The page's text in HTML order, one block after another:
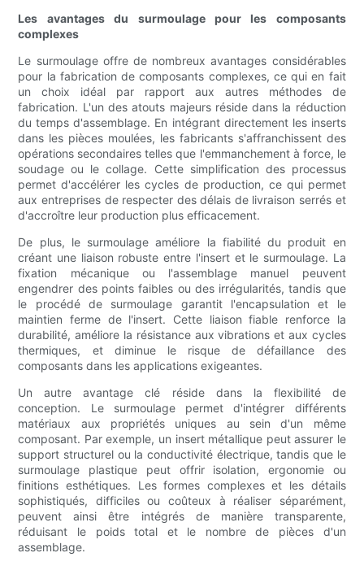
Les avantages du surmoulage pour les composants
complexes
Le surmoulage offre de nombreux avantages considérables
pour la fabrication de composants complexes, ce qui en fait
un choix idéal par rapport aux autres méthodes de
fabrication. L'un des atouts majeurs réside dans la réduction
du temps d'assemblage. En intégrant directement les inserts
dans les pièces moulées, les fabricants s'affranchissent des
opérations secondaires telles que l'emmanchement à force, le
soudage ou le collage. Cette simplification des processus
permet d'accélérer les cycles de production, ce qui permet
aux entreprises de respecter des délais de livraison serrés et
d'accroître leur production plus efficacement.
De plus, le surmoulage améliore la fiabilité du produit en
créant une liaison robuste entre l'insert et le surmoulage. La
fixation mécanique ou l'assemblage manuel peuvent
engendrer des points faibles ou des irrégularités, tandis que
le procédé de surmoulage garantit l'encapsulation et le
maintien ferme de l'insert. Cette liaison fiable renforce la
durabilité, améliore la résistance aux vibrations et aux cycles
thermiques, et diminue le risque de défaillance des
composants dans les applications exigeantes.
Un autre avantage clé réside dans la flexibilité de
conception. Le surmoulage permet d'intégrer différents
matériaux aux propriétés uniques au sein d'un même
composant. Par exemple, un insert métallique peut assurer le
support structurel ou la conductivité électrique, tandis que le
surmoulage plastique peut offrir isolation, ergonomie ou
finitions esthétiques. Les formes complexes et les détails
sophistiqués, difficiles ou coûteux à réaliser séparément,
peuvent ainsi être intégrés de manière transparente,
réduisant le poids total et le nombre de pièces d'un
assemblage.